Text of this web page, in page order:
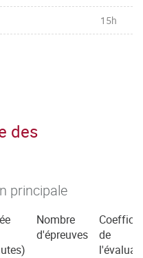
15h
des
principale
Nombre
d'épreuves
de